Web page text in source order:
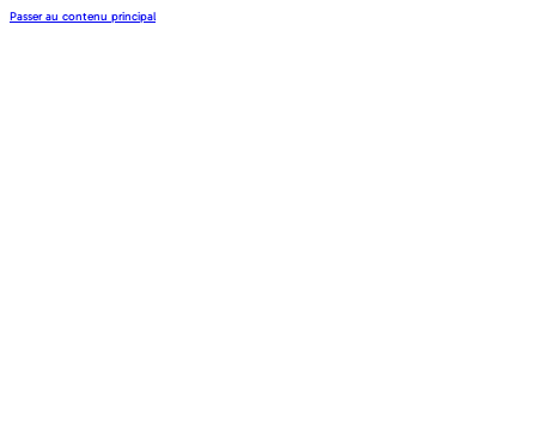
Passer au contenu principal